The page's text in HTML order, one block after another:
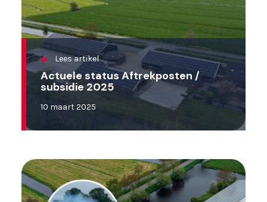
Lees artikel
Actuele status Aftrekposten /
subsidie 2025
10 maart 2025